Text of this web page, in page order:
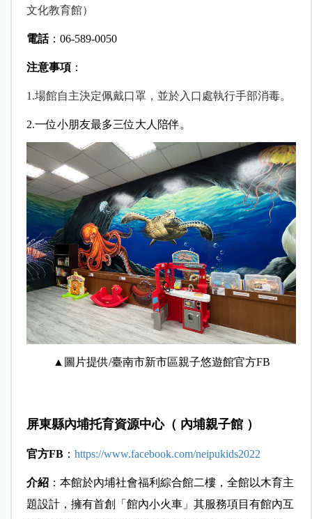
文化教育館）
電話：06-589-0050
注意事項：
1.場館自主決定佩戴口罩，並於入口處執行手部消毒。
2.一位小朋友最多三位大人陪伴。
▲圖片提供/臺南市新市區親子悠遊館官方FB
屏東縣內埔托育資源中心（ 內埔親子館 ）
官方FB： https://www.facebook.com/neipukids2022
介紹：本館於內埔社會福利綜合館二樓，全館以木育主
題設計，擁有首創「館內小火車」其服務項目有館內互